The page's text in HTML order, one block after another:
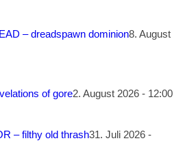
– dreadspawn dominion8. August
of gore2. August 2026 - 12:00
– filthy old thrash31. Juli 2026 -